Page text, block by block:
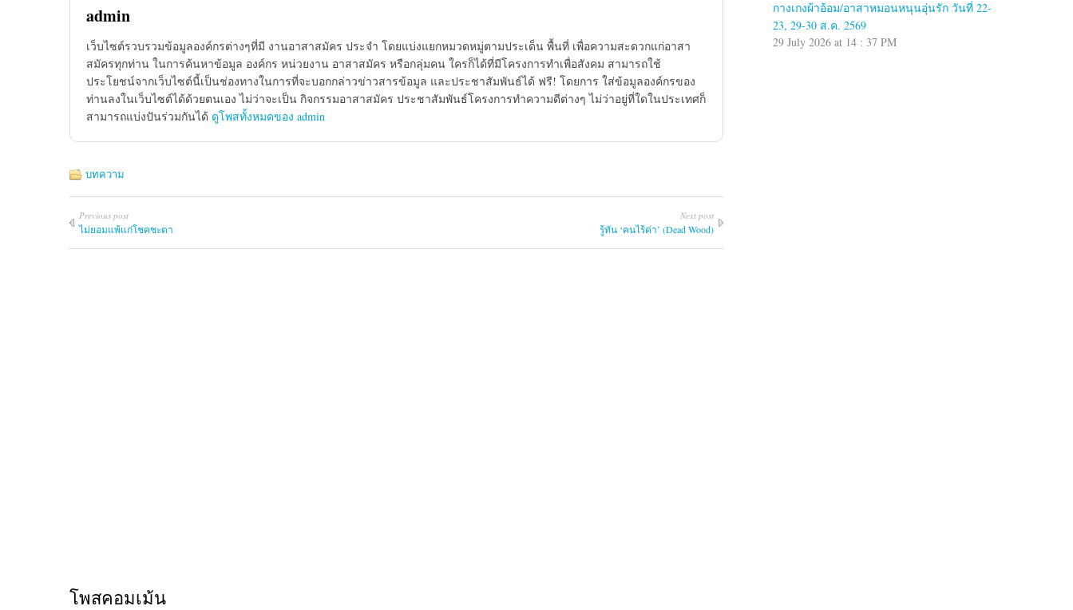
admin
เว็บไซต์รวบรวมข้อมูลองค์กรต่างๆที่มี งานอาสาสมัคร ประจำ โดยแบ่งแยกหมวดหมู่ตามประเด็น พื้นที่ เพื่อความสะดวกแก่อาสา
สมัครทุกท่าน ในการค้นหาข้อมูล องค์กร หน่วยงาน อาสาสมัคร หรือกลุ่มคน ใครก็ได้ที่มีโครงการทำเพื่อสังคม สามารถใช้
ประโยชน์จากเว็บไซต์นี้เป็นช่องทางในการที่จะบอกกล่าวข่าวสารข้อมูล และประชาสัมพันธ์ได้ ฟรี! โดยการ ใส่ข้อมูลองค์กรของ
ท่านลงในเว็บไซต์ได้ด้วยตนเอง ไม่ว่าจะเป็น กิจกรรมอาสาสมัคร ประชาสัมพันธ์โครงการทำความดีต่างๆ ไม่ว่าอยู่ที่ใดในประเทศก็
สามารถแบ่งปันร่วมกันได้ ดูโพสทั้งหมดของ admin
บทความ
Previous post
ไม่ยอมแพ้แก่โชคชะตา
Next post
รู้ทัน ‘คนไร้ค่า’ (Dead Wood)
โพสคอมเม้น
กางเกงผ้าอ้อม/อาสาหมอนหนุนอุ่นรัก วันที่ 22-
23, 29-30 ส.ค. 2569
29 July 2026 at 14 : 37 PM